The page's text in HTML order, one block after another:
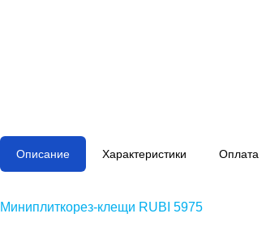
Описание Характеристики Оплата
Миниплиткорез-клещи RUBI 5975